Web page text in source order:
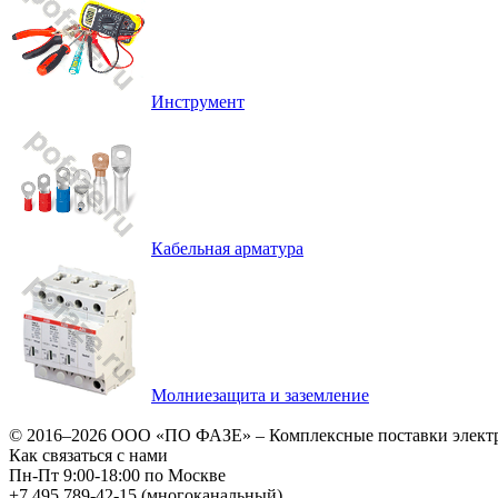
Инструмент
Кабельная арматура
Молниезащита и заземление
© 2016–2026 ООО «ПО ФАЗЕ» – Комплексные поставки
Как связаться с нами
Пн-Пт 9:00-18:00 по Москве